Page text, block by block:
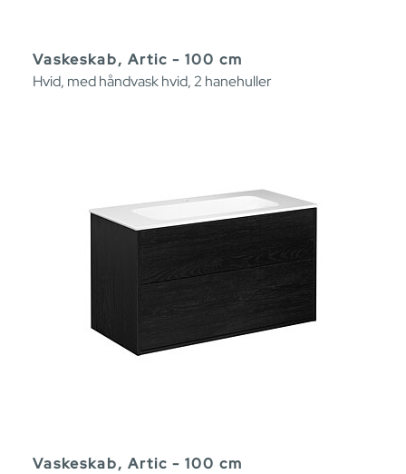
Vaskeskab, Artic - 100 cm
Hvid, med håndvask hvid, 2 hanehuller
Vaskeskab, Artic - 100 cm